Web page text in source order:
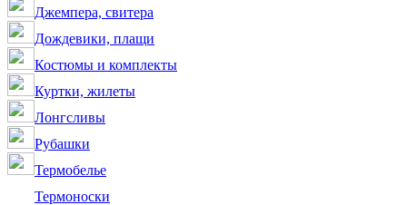
Джемпера, свитера
Дождевики, плащи
Костюмы и комплекты
Куртки, жилеты
Лонгсливы
Рубашки
Термобелье
Термоноски